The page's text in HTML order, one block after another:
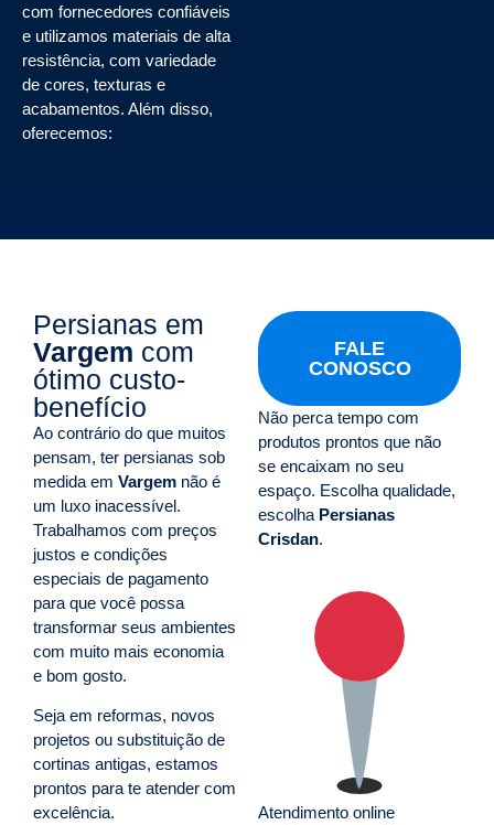
com fornecedores confiáveis
e utilizamos materiais de alta
resistência, com variedade
de cores, texturas e
acabamentos. Além disso,
oferecemos:
Persianas em
Vargem com
ótimo custo-
benefício
Ao contrário do que muitos
pensam, ter persianas sob
medida em Vargem não é
um luxo inacessível.
Trabalhamos com preços
justos e condições
especiais de pagamento
para que você possa
transformar seus ambientes
com muito mais economia
e bom gosto.
Seja em reformas, novos
projetos ou substituição de
cortinas antigas, estamos
prontos para te atender com
excelência.
FALE
CONOSCO
Não perca tempo com
produtos prontos que não
se encaixam no seu
espaço. Escolha qualidade,
escolha Persianas
Crisdan.
Atendimento online